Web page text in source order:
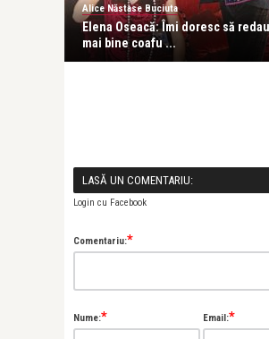
Alice Năstase Buciuta
Elena Oseacă: Îmi doresc să
mai bine coafu ...
LASĂ UN COMENTARIU:
Login cu Facebook
Comentariu:*
Nume:* Email:*